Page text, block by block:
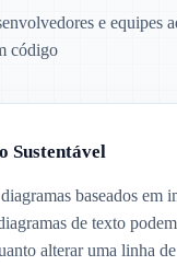
e equipes
código
Sustentável
baseados em
de texto
alterar uma linha